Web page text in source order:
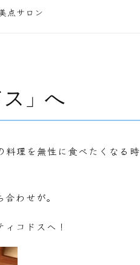
点サロン
」へ
料理を無性に食べたくなる時
わせが。
コドスへ！